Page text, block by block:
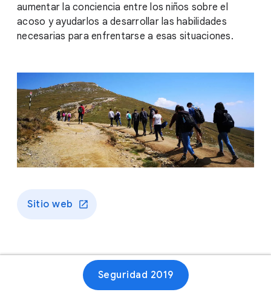
aumentar la conciencia entre los niños sobre el
acoso y ayudarlos a desarrollar las habilidades
necesarias para enfrentarse a esas situaciones.
Sitio web
Seguridad 2019